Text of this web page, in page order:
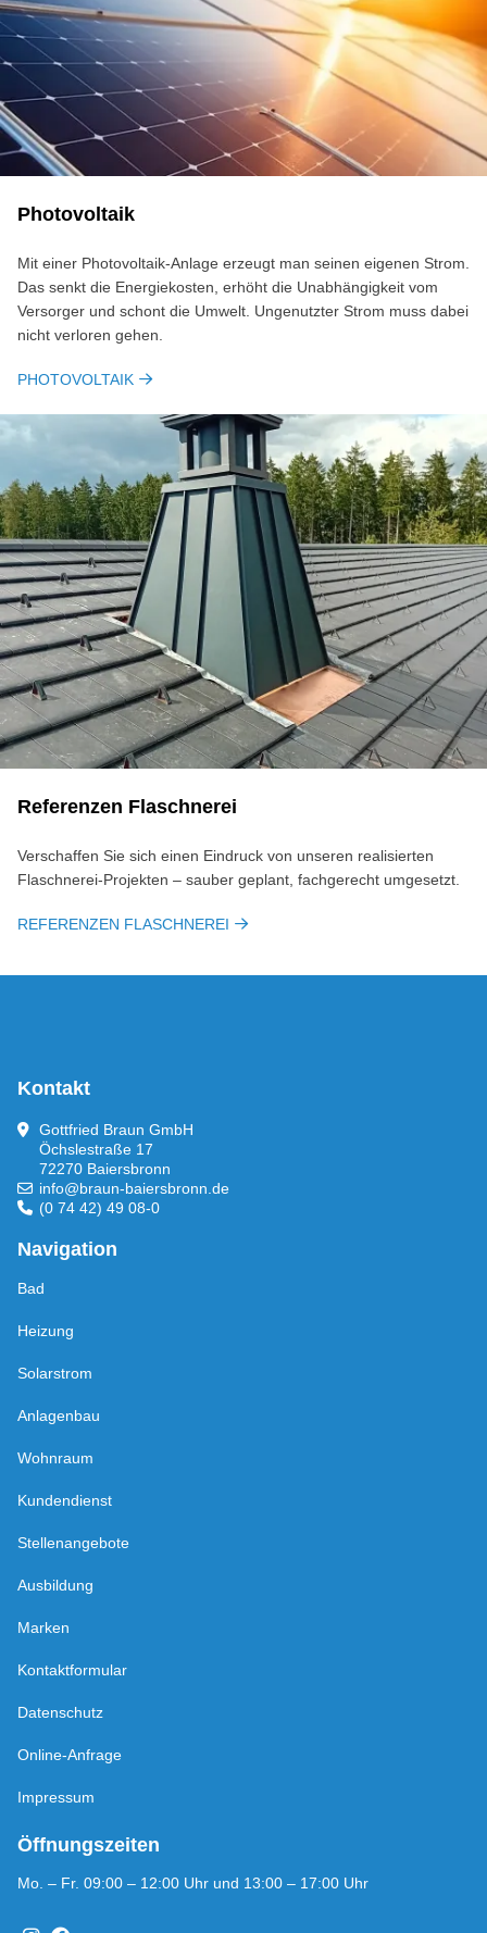
Photovoltaik
Mit einer Photovoltaik-Anlage erzeugt man seinen eigenen Strom.
Das senkt die Energiekosten, erhöht die Unabhängigkeit vom
Versorger und schont die Umwelt. Ungenutzter Strom muss dabei
nicht verloren gehen.
PHOTOVOLTAIK
Referenzen Flaschnerei
Verschaffen Sie sich einen Eindruck von unseren realisierten
Flaschnerei-Projekten – sauber geplant, fachgerecht umgesetzt.
REFERENZEN FLASCHNEREI
Kontakt
Gottfried Braun GmbH
Öchslestraße 17
72270 Baiersbronn
info@braun-baiersbronn.de
(0 74 42) 49 08-0
Navigation
Bad
Heizung
Solarstrom
Anlagenbau
Wohnraum
Kundendienst
Stellenangebote
Ausbildung
Marken
Kontaktformular
Datenschutz
Online-Anfrage
Impressum
Öffnungszeiten
Mo. – Fr. 09:00 – 12:00 Uhr und 13:00 – 17:00 Uhr